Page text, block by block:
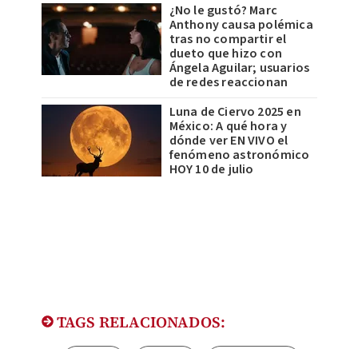
¿No le gustó? Marc
Anthony causa polémica
tras no compartir el
dueto que hizo con
Ángela Aguilar; usuarios
de redes reaccionan
Luna de Ciervo 2025 en
México: A qué hora y
dónde ver EN VIVO el
fenómeno astronómico
HOY 10 de julio
TAGS RELACIONADOS: